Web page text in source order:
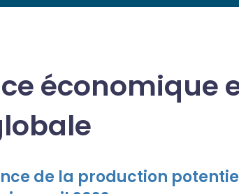
économique
de la production